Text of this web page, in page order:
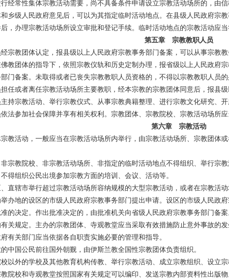
常性集体宗教活动需要，尚不具备条件申请设立宗教活动场所的，由
乡级人民政府意见后，可以为其指定临时活动地点。在县级人民政府宗
，办理宗教活动场所设立审批和登记手续。临时活动地点的宗教活动应当
第五章 宗教教职人员
教团体认定，报县级以上人民政府宗教事务部门备案，可以从事宗教教
教团体的指导下，依照宗教仪轨和历史定制办理，报省级以上人民政府
门备案。未取得或者已丧失宗教教职人员资格的，不得以宗教教职人员的
或者离任宗教活动场所主要教职，经本宗教的宗教团体同意后，报县级
宗教活动、举行宗教仪式、从事宗教典籍整理、进行宗教文化研究、开
参加社会保障并享有相关权利。宗教团体、宗教院校、宗教活动场所应
第六章 宗教活动
活动，一般应当在宗教活动场所内举行，由宗教活动场所、宗教团体
教院校、非宗教活动场所、非指定的临时活动地点不得组织、举行宗
得组织公民出境参加宗教方面的培训、会议、活动等。
辖市举行超过宗教活动场所容纳规模的大型宗教活动，或者在宗教活
办地的设区的市级人民政府宗教事务部门提出申请。设区的市级人民政
的决定。作出批准决定的，由批准机关向省级人民政府宗教事务部门备
关规定。主办的宗教团体、寺观教堂应当采取有效措施防止意外事故的
有关部门应当依据各自职责实施必要的管理和指导。
国公民前往国外朝觐，由伊斯兰教全国性宗教团体负责组织。
外的学校及其他教育机构传教、举行宗教活动、成立宗教组织、设立宗
校和寺观教堂按照国家有关规定可以编印、发送宗教内部资料性出版